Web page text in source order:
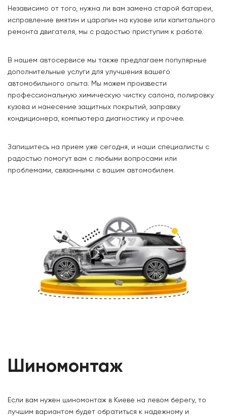
Независимо от того, нужна ли вам замена старой батареи,
исправление вмятин и царапин на кузове или капитального
ремонта двигателя, мы с радостью приступим к работе.
В нашем автосервисе мы также предлагаем популярные
дополнительные услуги для улучшения вашего
автомобильного опыта. Мы можем произвести
профессиональную химическую чистку салона, полировку
кузова и нанесение защитных покрытий, заправку
кондиционера, компьютера диагностику и прочее.
Запишитесь на прием уже сегодня, и наши специалисты с
радостью помогут вам с любыми вопросами или
проблемами, связанными с вашим автомобилем.
Шиномонтаж
Если вам нужен шиномонтаж в Киеве на левом берегу, то
лучшим вариантом будет обратиться к надежному и